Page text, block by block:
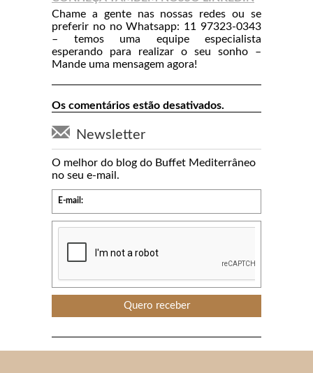
Chame a gente nas nossas redes ou se
preferir no no Whatsapp: 11 97323-0343
– temos uma equipe especialista
esperando para realizar o seu sonho –
Mande uma mensagem agora!
Os comentários estão desativados.
Newsletter
O melhor do blog do Buffet Mediterrâneo
no seu e-mail.
E-mail: